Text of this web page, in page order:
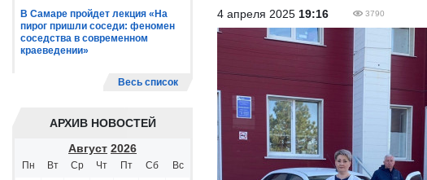
В Самаре пройдет лекция «На
пирог пришли соседи: феномен
соседства в современном
краеведении»
Весь список
АРХИВ НОВОСТЕЙ
Август 2026
Пн Вт Ср Чт Пт Сб
Вс
4 апреля 2025 19:16 3790